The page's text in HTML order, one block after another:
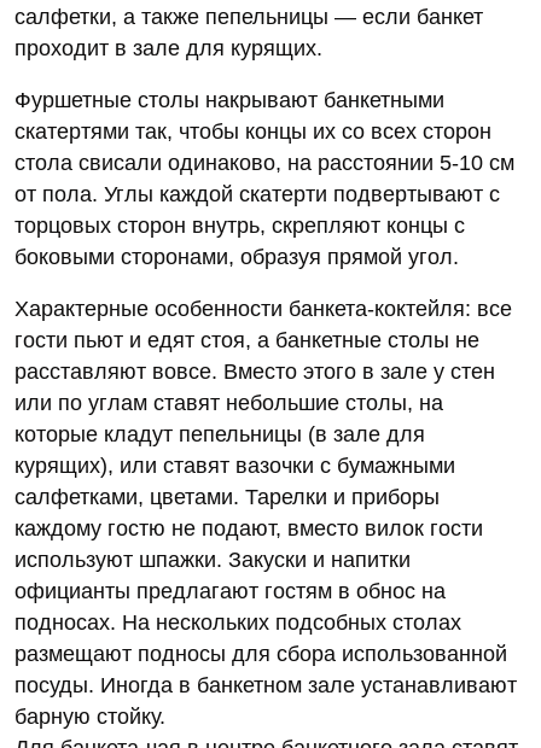
салфетки, а также пепельницы — если банкет
проходит в зале для курящих.
Фуршетные столы накрывают банкетными
скатертями так, чтобы концы их со всех сторон
стола свисали одинаково, на расстоянии 5-10 см
от пола. Углы каждой скатерти подвертывают с
торцовых сторон внутрь, скрепляют концы с
боковыми сторонами, образуя прямой угол.
Характерные особенности банкета-коктейля: все
гости пьют и едят стоя, а банкетные столы не
расставляют вовсе. Вместо этого в зале у стен
или по углам ставят небольшие столы, на
которые кладут пепельницы (в зале для
курящих), или ставят вазочки с бумажными
салфетками, цветами. Тарелки и приборы
каждому гостю не подают, вместо вилок гости
используют шпажки. Закуски и напитки
официанты предлагают гостям в обнос на
подносах. На нескольких подсобных столах
размещают подносы для сбора использованной
посуды. Иногда в банкетном зале устанавливают
барную стойку.